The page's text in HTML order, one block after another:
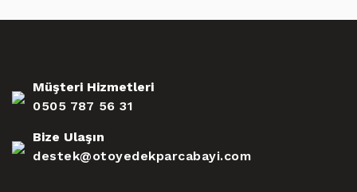
Müşteri Hizmetleri
0505 787 56 31
Bize Ulaşın
destek@otoyedekparcabayi.com